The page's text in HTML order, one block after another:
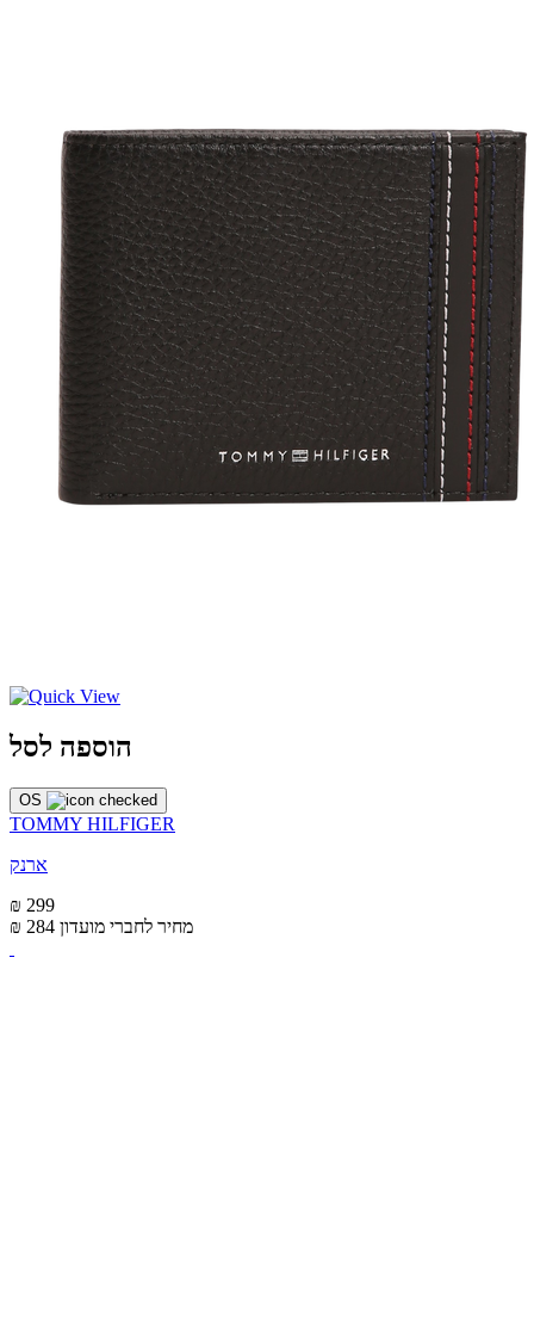
הוספה לסל
OS
TOMMY HILFIGER
ארנק
₪ 299
₪ 284 מחיר לחברי מועדון